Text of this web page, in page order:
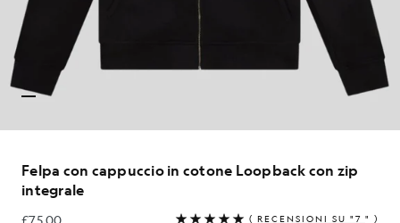
Felpa con cappuccio in cotone Loopback con zip
integrale
£75.00 ( RECENSIONI SU "7 " )